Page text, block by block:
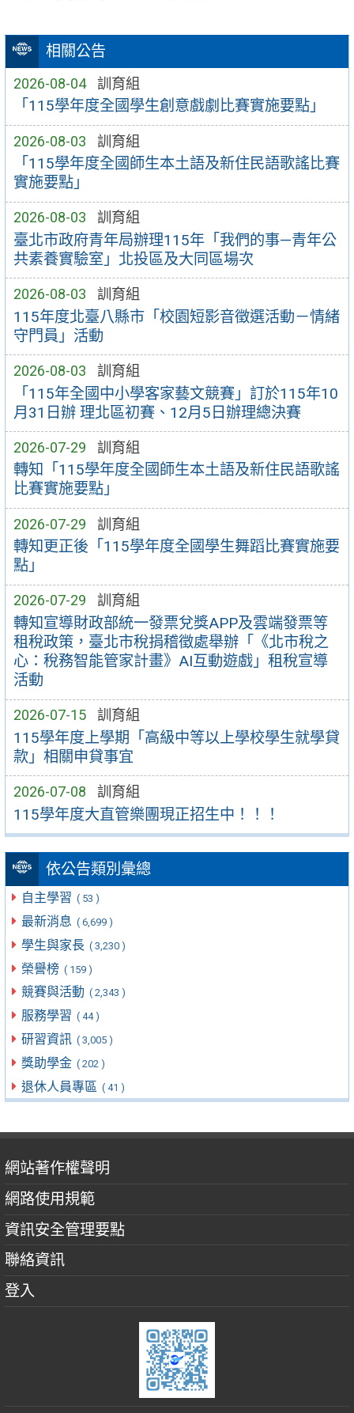
相關公告
2026-08-04 訓育組
「115學年度全國學生創意戲劇比賽實施要點」
2026-08-03 訓育組
「115學年度全國師生本土語及新住民語歌謠比賽
實施要點」
2026-08-03 訓育組
臺北市政府青年局辦理115年「我們的事—青年公
共素養實驗室」北投區及大同區場次
2026-08-03 訓育組
115年度北臺八縣市「校園短影音徵選活動－情緒
守門員」活動
2026-08-03 訓育組
「115年全國中小學客家藝文競賽」訂於115年10
月31日辦 理北區初賽、12月5日辦理總決賽
2026-07-29 訓育組
轉知「115學年度全國師生本土語及新住民語歌謠
比賽實施要點」
2026-07-29 訓育組
轉知更正後「115學年度全國學生舞蹈比賽實施要
點」
2026-07-29 訓育組
轉知宣導財政部統一發票兌獎APP及雲端發票等
租稅政策，臺北市稅捐稽徵處舉辦「《北市稅之
心：稅務智能管家計畫》AI互動遊戲」租稅宣導
活動
2026-07-15 訓育組
115學年度上學期「高級中等以上學校學生就學貸
款」相關申貸事宜
2026-07-08 訓育組
115學年度大直管樂團現正招生中！！！
依公告類別彙總
自主學習 ( 53 )
最新消息 ( 6,699 )
學生與家長 ( 3,230 )
榮譽榜 ( 159 )
競賽與活動 ( 2,343 )
服務學習 ( 44 )
研習資訊 ( 3,005 )
獎助學金 ( 202 )
退休人員專區 ( 41 )
網站著作權聲明
網路使用規範
資訊安全管理要點
聯絡資訊
登入